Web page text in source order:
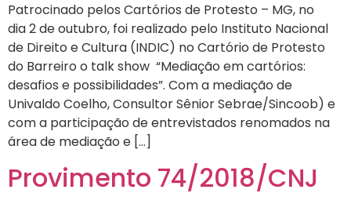
Patrocinado pelos Cartórios de Protesto – MG, no
dia 2 de outubro, foi realizado pelo Instituto Nacional
de Direito e Cultura (INDIC) no Cartório de Protesto
do Barreiro o talk show “Mediação em cartórios:
desafios e possibilidades”. Com a mediação de
Univaldo Coelho, Consultor Sênior Sebrae/Sincoob) e
com a participação de entrevistados renomados na
área de mediação e […]
Provimento 74/2018/CNJ